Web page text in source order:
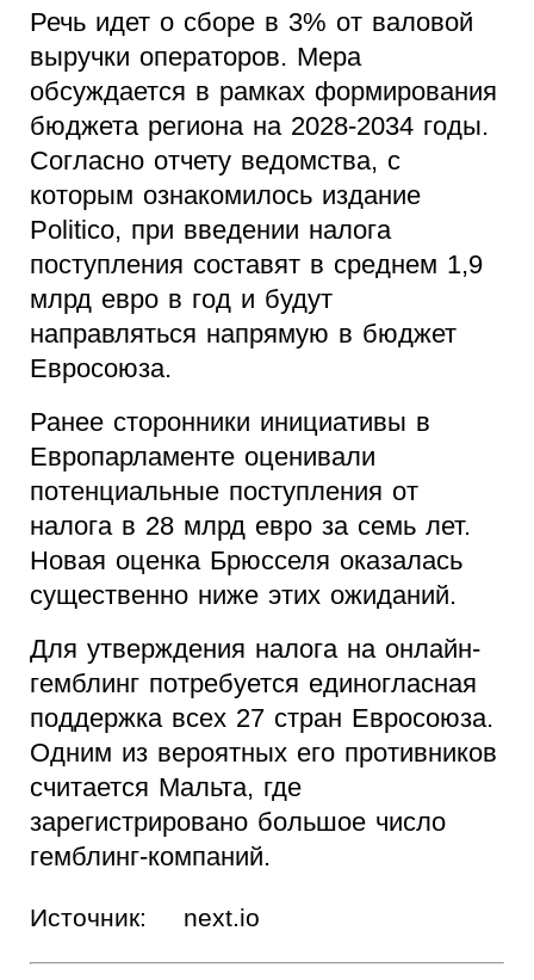
Речь идет о сборе в 3% от валовой
выручки операторов. Мера
обсуждается в рамках формирования
бюджета региона на 2028-2034 годы.
Согласно отчету ведомства, с
которым ознакомилось издание
Politico, при введении налога
поступления составят в среднем 1,9
млрд евро в год и будут
направляться напрямую в бюджет
Евросоюза.
Ранее сторонники инициативы в
Европарламенте оценивали
потенциальные поступления от
налога в 28 млрд евро за семь лет.
Новая оценка Брюсселя оказалась
существенно ниже этих ожиданий.
Для утверждения налога на онлайн-
гемблинг потребуется единогласная
поддержка всех 27 стран Евросоюза.
Одним из вероятных его противников
считается Мальта, где
зарегистрировано большое число
гемблинг-компаний.
Источник: next.io